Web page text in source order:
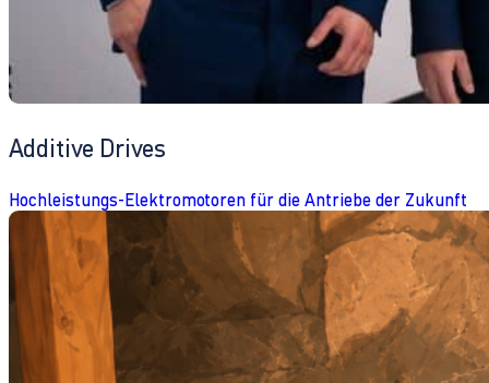
Additive Drives
Hochleistungs-Elektromotoren für die Antriebe der Zukunft